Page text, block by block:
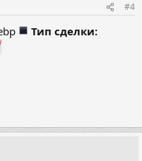
#4
Тип сделки: